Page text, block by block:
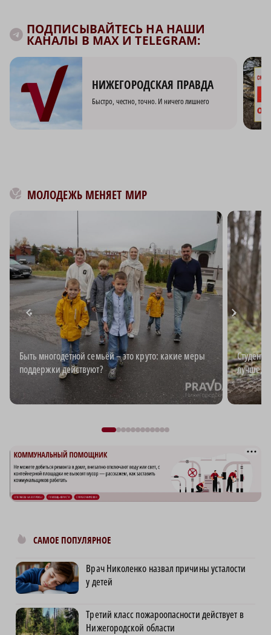
ПОДПИСЫВАЙТЕСЬ НА НАШИ
КАНАЛЫ В MAX И TELEGRAM:
НИЖЕГОРОДСКАЯ ПРАВДА
Быстро, честно, точно. И ничего лишнего
МОЛОДЕЖЬ МЕНЯЕТ МИР
Быть многодетной семьёй – это круто: какие меры
поддержки действуют?
лучше,
САМОЕ ПОПУЛЯРНОЕ
Врач Николенко назвал причины усталости
у детей
Третий класс пожароопасности действует в
Нижегородской области